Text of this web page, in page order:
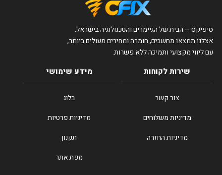
סיפיקס – הבית של הגיימרים והטכנולוגיה בישראל.
אצלנו תמצאו מחשבים, חומרה ומחירים מעולים ביותר,
עם ליווי מקצועי ותמיכה ללא פשרות.
שירות לקוחות
צור קשר
מדיניות משלוחים
מדיניות החזרה
מידע שימושי
בלוג
מדיניות פרטיות
תקנון
מפת אתר